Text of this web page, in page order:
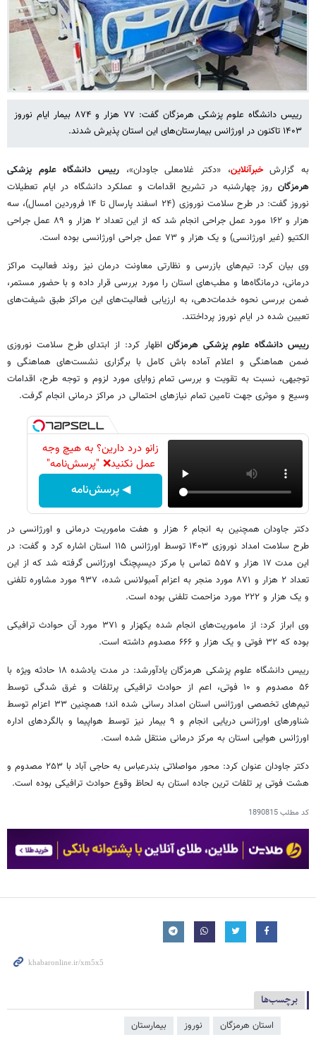
رییس دانشگاه علوم پزشکی هرمزگان گفت: ۷۷ هزار و ۸۷۴ بیمار ایام نوروز
۱۴۰۳ تاکنون در اورژانس بیمارستان‌های این استان پذیرش شدند.
به گزارشخبرآنلاین، «دکتر غلامعلی جاودان»، رییس دانشگاه علوم پزشکی
هرمزگان روز چهارشنبه در تشریح اقدامات و عملکرد دانشگاه در ایام تعطیلات
نوروز گفت: در طرح سلامت نوروزی (۲۴ اسفند پارسال تا ۱۴ فروردین امسال)، سه
هزار و ۱۶۲ مورد عمل جراحی انجام شد که از این تعداد ۲ هزار و ۸۹ عمل جراحی
الکتیو (غیر اورژانسی) و یک هزار و ۷۳ عمل جراحی اورژانسی بوده است.
وی بیان کرد: تیم‌های بازرسی و نظارتی معاونت درمان نیز روند فعالیت مراکز
درمانی، درمانگاه‌ها و مطب‌های استان را مورد بررسی قرار داده و با حضور مستمر،
ضمن بررسی نحوه خدمات‌دهی، به ارزیابی فعالیت‌های این مراکز طبق شیفت‌های
تعیین شده در ایام نوروز پرداختند.
رییس دانشگاه علوم پزشکی هرمزگان اظهار کرد: از ابتدای طرح سلامت نوروزی
ضمن هماهنگی و اعلام آماده باش کامل با برگزاری نشست‌های هماهنگی و
توجیهی، نسبت به تقویت و بررسی تمام زوایای مورد لزوم و توجه طرح، اقدامات
وسیع و موثری جهت تامین تمام نیازهای احتمالی در مراکز درمانی انجام گرفت.
زانو درد دارین؟ به هیچ وجه
عمل نکنید❌ "پرسش‌نامه"
◀ پرسش‌نامه
دکتر جاودان همچنین به انجام ۶ هزار و هفت ماموریت درمانی و اورژانسی در
طرح سلامت امداد نوروزی ۱۴۰۳ توسط اورژانس ۱۱۵ استان اشاره کرد و گفت: در
این مدت ۱۷ هزار و ۵۵۷ تماس با مرکز دیسپچنگ اورژانس گرفته شد که از این
تعداد ۲ هزار و ۸۷۱ مورد منجر به اعزام آمبولانس شده، ۹۳۷ مورد مشاوره تلفنی
و یک هزار و ۲۲۲ مورد مزاحمت تلفنی بوده است.
وی ابراز کرد: از ماموریت‌های انجام شده یکهزار و ۳۷۱ مورد آن حوادث ترافیکی
بوده که ۳۲ فوتی و یک هزار و ۶۶۶ مصدوم داشته است.
رییس دانشگاه علوم پزشکی هرمزگان یادآورشد: در مدت یادشده ۱۸ حادثه ویژه با
۵۶ مصدوم و ۱۰ فوتی، اعم از حوادث ترافیکی پرتلفات و غرق شدگی توسط
تیم‌های تخصصی اورژانس استان امداد رسانی شده اند؛ همچنین ۳۳ اعزام توسط
شناورهای اورژانس دریایی انجام و ۹ بیمار نیز توسط هواپیما و بالگردهای اداره
اورژانس هوایی استان به مرکز درمانی منتقل شده است.
دکتر جاودان عنوان کرد: محور مواصلاتی بندرعباس به حاجی آباد با ۲۵۳ مصدوم و
هشت فوتی پر تلفات ترین جاده استان به لحاظ وقوع حوادث ترافیکی بوده است.
کد مطلب1890815
برچسب‌ها
استان هرمزگان نوروز بیمارستان